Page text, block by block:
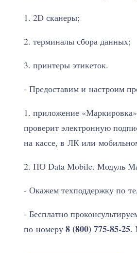
1. 2D сканеры;
2. терминалы сбора данных;
3. принтеры этикеток.
- Предоставим и настроим
1. приложение
проверит электронную
на кассе, в ЛК или
2. ПО Data Mobile. Модуль
- Окажем техподдержку по
- Бесплатно
по номеру 8 (800) 775-85-25.